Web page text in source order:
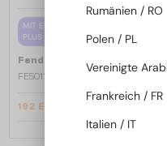
MIT EINER EINSTÄRKENGLASLINSE
PLUS 65 EUR
Fendi
FE50110F - 030 - 54
192 EUR
Rumänien / RO
Polen / PL
Vereinigte
Frankreich / FR
Italien / IT